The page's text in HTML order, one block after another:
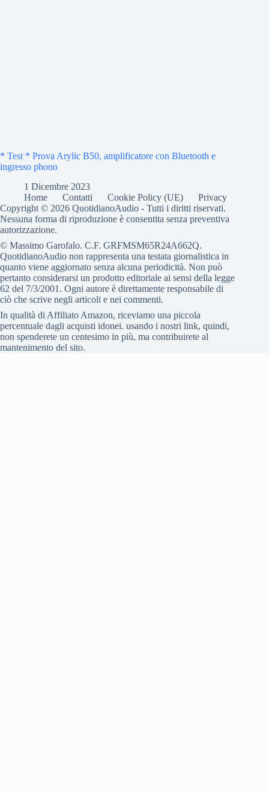
* Test * Prova Arylic B50, amplificatore con Bluetooth e
ingresso phono
1 Dicembre 2023
Home
Contatti Cookie Policy (UE)
Privacy
Copyright © 2026 QuotidianoAudio - Tutti i diritti riservati.
Nessuna forma di riproduzione è consentita senza preventiva
autorizzazione.
© Massimo Garofalo. C.F. GRFMSM65R24A662Q.
QuotidianoAudio non rappresenta una testata giornalistica in
quanto viene aggiornato senza alcuna periodicità. Non può
pertanto considerarsi un prodotto editoriale ai sensi della legge
62 del 7/3/2001. Ogni autore è direttamente responsabile di
ciò che scrive negli articoli e nei commenti.
In qualità di Affiliato Amazon, riceviamo una piccola
percentuale dagli acquisti idonei. usando i nostri link, quindi,
non spenderete un centesimo in più, ma contribuirete al
mantenimento del sito.